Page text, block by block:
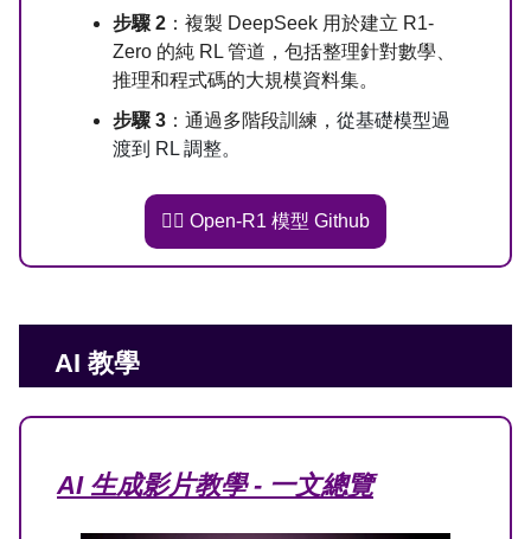
步驟 2 ：複製 DeepSeek 用於建立 R1-
Zero 的純 RL 管道，包括整理針對數學、
推理和程式碼的大規模資料集。
步驟 3 ：通過多階段訓練， 從基礎模型過
渡到 RL 調整。
👉🏻 Open-R1 模型 Github
AI 教學
AI 生成影片教學 - 一文總覽